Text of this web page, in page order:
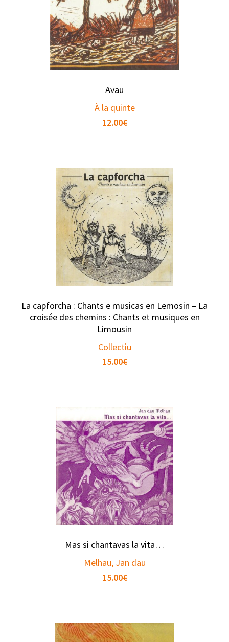
Avau
À la quinte
12.00€
La capforcha : Chants e musicas en Lemosin – La
croisée des chemins : Chants et musiques en
Limousin
Collectiu
15.00€
Mas si chantavas la vita…
Melhau, Jan dau
15.00€